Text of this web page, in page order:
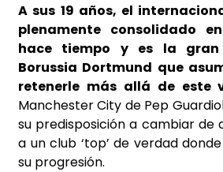
A sus 19 años, el
plenamente consolidado
hace tiempo y es la
Borussia Dortmund que
retenerle más allá de este
Manchester City de Pep
su predisposición a cambiar de
a un club ‘top’ de verdad
su progresión.